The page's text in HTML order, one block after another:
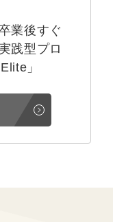
業後すぐ
践型プロ
」